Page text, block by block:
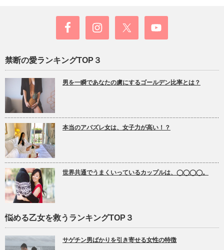
禁断の愛ランキングTOP３
男を一瞬であなたの虜にするゴールデン比率とは？
本当のアバズレ女は、女子力が高い！？
世界共通でうまくいっているカップルは、◯◯◯◯。
悩める乙女を救うランキングTOP３
サゲチン男ばかりを引き寄せる女性の特徴